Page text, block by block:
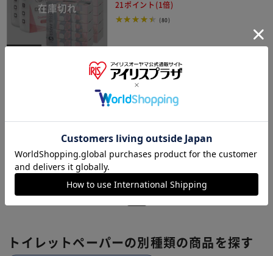
21ポイント(1倍)
(80)
トイレットペーパー ワンタッチコアレ
ス 業務用 6ロール
¥598
1
トイレットペーパーの別種類の商品を探す